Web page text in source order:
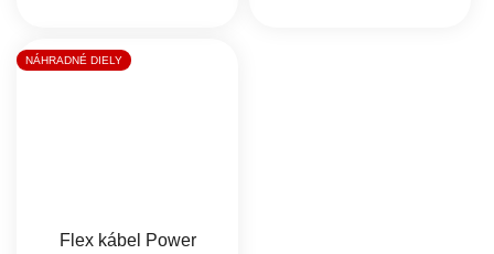
NÁHRADNÉ DIELY
Flex kábel Power